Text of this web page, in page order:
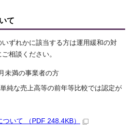
て
ずれかに該当する方は運用緩和の対
相談ください。
未満の事業者の方
純な売上高等の前年等比較では認定が
いて （PDF 248.4KB）